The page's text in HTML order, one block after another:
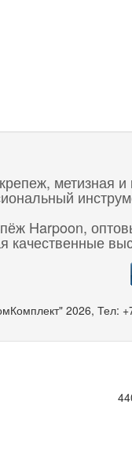
метизная
Harpoon,
качественные
2026, Тел: